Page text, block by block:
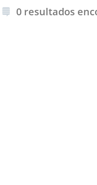
0 resultados